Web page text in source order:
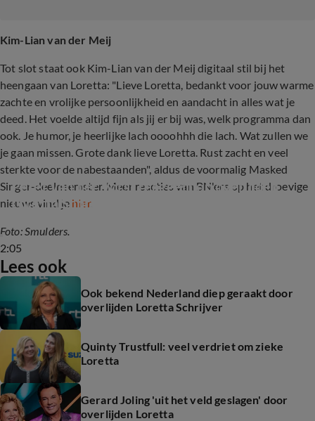
Kim-Lian van der Meij
Tot slot staat ook Kim-Lian van der Meij digitaal stil bij het
heengaan van Loretta: "Lieve Loretta, bedankt voor jouw warme
zachte en vrolijke persoonlijkheid en aandacht in alles wat je
deed. Het voelde altijd fijn als jij er bij was, welk programma dan
ook. Je humor, je heerlijke lach oooohhh die lach. Wat zullen we
je gaan missen. Grote dank lieve Loretta. Rust zacht en veel
sterkte voor de nabestaanden", aldus de voormalig Masked
Singer-deelneemster. Meer reacties van BN'ers op het droevige
nieuws vind je hier.
2:05
Peter van der Vorst reageert op overlijden
Loretta Schrijver
Foto: Smulders.
Lees ook
Ook bekend Nederland diep geraakt door
overlijden Loretta Schrijver
Quinty Trustfull: veel verdriet om zieke
Loretta
Gerard Joling 'uit het veld geslagen' door
overlijden Loretta